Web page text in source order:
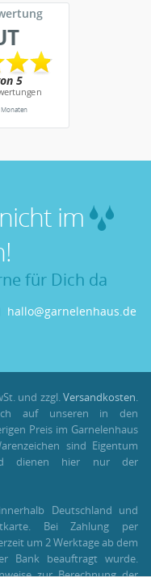
im
für Dich da
hallo@garnelenhaus.de
und zzgl.Versandkosten.
auf unseren in den
Preis im Garnelenhaus
sind Eigentum
dienen hier nur der
Deutschland und
Bei Zahlung per
um 2 Werktage ab dem
Bank beauftragt wurde.